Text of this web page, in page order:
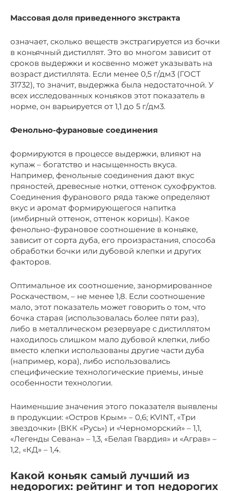
Массовая доля приведенного экстракта
означает, сколько веществ экстрагируется из бочки
в коньячный дистиллят. Это во многом зависит от
сроков выдержки и косвенно может указывать на
возраст дистиллята. Если менее 0,5 г/дм3 (ГОСТ
31732), то значит, выдержка была недостаточной. У
всех исследованных коньяков этот показатель в
норме, он варьируется от 1,1 до 5 г/дм3.
Фенольно-фурановые соединения
формируются в процессе выдержки, влияют на
купаж – богатство и насыщенность вкуса.
Например, фенольные соединения дают вкус
пряностей, древесные нотки, оттенок сухофруктов.
Соединения фуранового ряда также определяют
вкус и аромат формирующегося напитка
(имбирный оттенок, оттенок корицы). Какое
фенольно-фурановое соотношение в коньяке,
зависит от сорта дуба, его произрастания, способа
обработки бочки или дубовой клепки и других
факторов.
Оптимальное их соотношение, занормированное
Роскачеством, – не менее 1,8. Если соотношение
мало, этот показатель может говорить о том, что
бочка старая (использовалась более пяти раз),
либо в металлическом резервуаре с дистиллятом
находилось слишком мало дубовой клепки, либо
вместо клепки использованы другие части дуба
(например, кора), либо использовались
специфические технологические приемы, иные
особенности технологии.
Наименьшие значения этого показателя выявлены
в продукции: «Остров Крым» – 0,6; KVINT, «Три
звездочки» (ВКК «Русь») и «Черноморский» – 1,1,
«Легенды Севана» – 1,3, «Белая Гвардия» и «Аграв» –
1,2, «КД» – 1,4.
Какой коньяк самый лучший из
недорогих: рейтинг и топ недорогих